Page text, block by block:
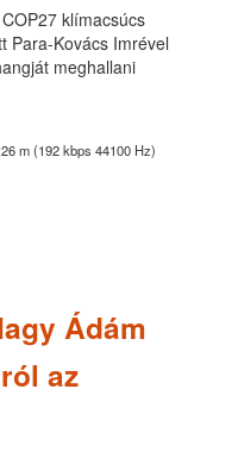
klímacsúcs
Para-Kovács Imrével
meghallani
m (192 kbps 44100 Hz)
Ádám
az